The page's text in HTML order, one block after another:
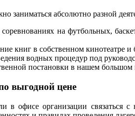
заниматься абсолютно разной
на футбольных,
книг в собственном кинотеатре и
водных процедур под
постановки в нашем
выгодной цене
в офисе организации